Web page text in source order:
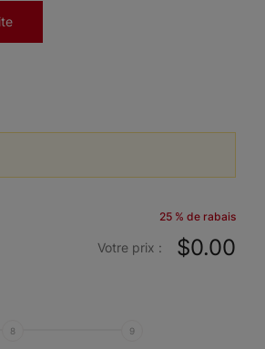
25 % de rabais
Votre prix : $0.00
8 9